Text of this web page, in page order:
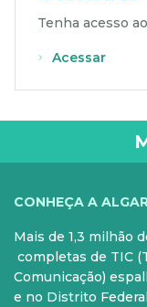
Tenha acesso
Acessar
PARA SUA
Internet Fibra
CONHEÇA A
Mais de 1,3 milhão
completas de TIC
Comunicação)
e no Distrito